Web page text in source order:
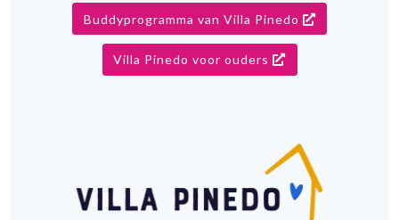
Buddyprogramma van Villa Pinedo
Villa Pinedo voor ouders